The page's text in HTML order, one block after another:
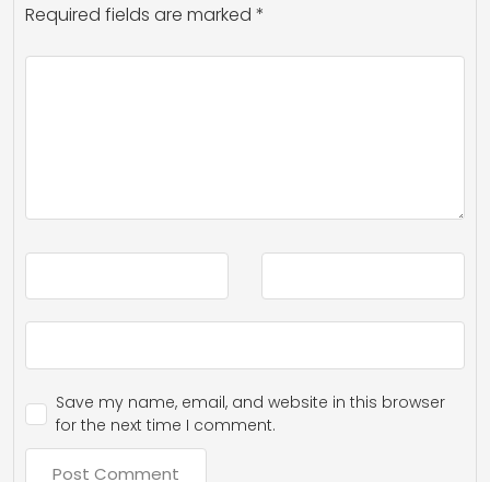
Required fields are marked *
Save my name, email, and website in this browser
for the next time I comment.